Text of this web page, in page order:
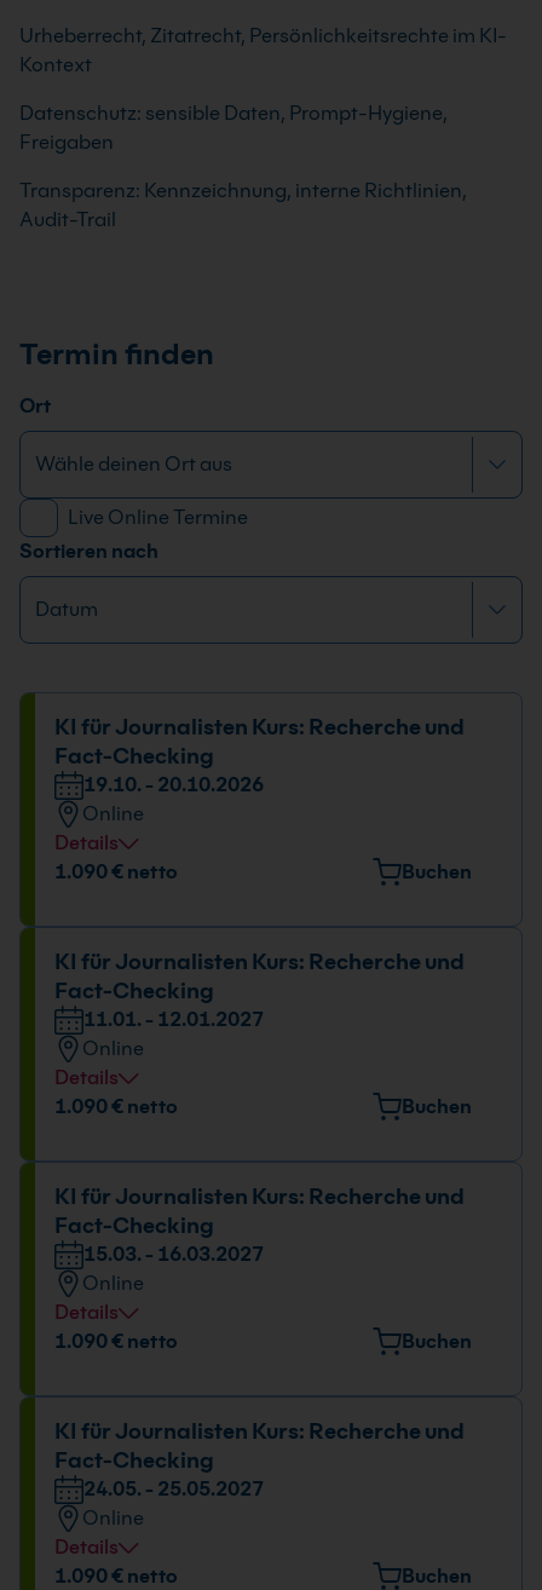
Urheberrecht, Zitatrecht, Persönlichkeitsrechte im KI-
Kontext
Datenschutz: sensible Daten, Prompt-Hygiene,
Freigaben
Transparenz: Kennzeichnung, interne Richtlinien,
Audit-Trail
Termin finden
Ort
Live Online Termine
Sortieren nach
KI für Journalisten Kurs: Recherche und
Fact-Checking
19.10. - 20.10.2026
Online
Details
Datum und Uhrzeit
1.090 € netto Buchen
KI für Journalisten Kurs: Recherche und
Fact-Checking
11.01. - 12.01.2027
Online
Details
Datum und Uhrzeit
1.090 € netto Buchen
KI für Journalisten Kurs: Recherche und
Fact-Checking
15.03. - 16.03.2027
Online
Details
Datum und Uhrzeit
1.090 € netto Buchen
KI für Journalisten Kurs: Recherche und
Fact-Checking
24.05. - 25.05.2027
Online
Details
Datum und Uhrzeit
1.090 € netto Buchen